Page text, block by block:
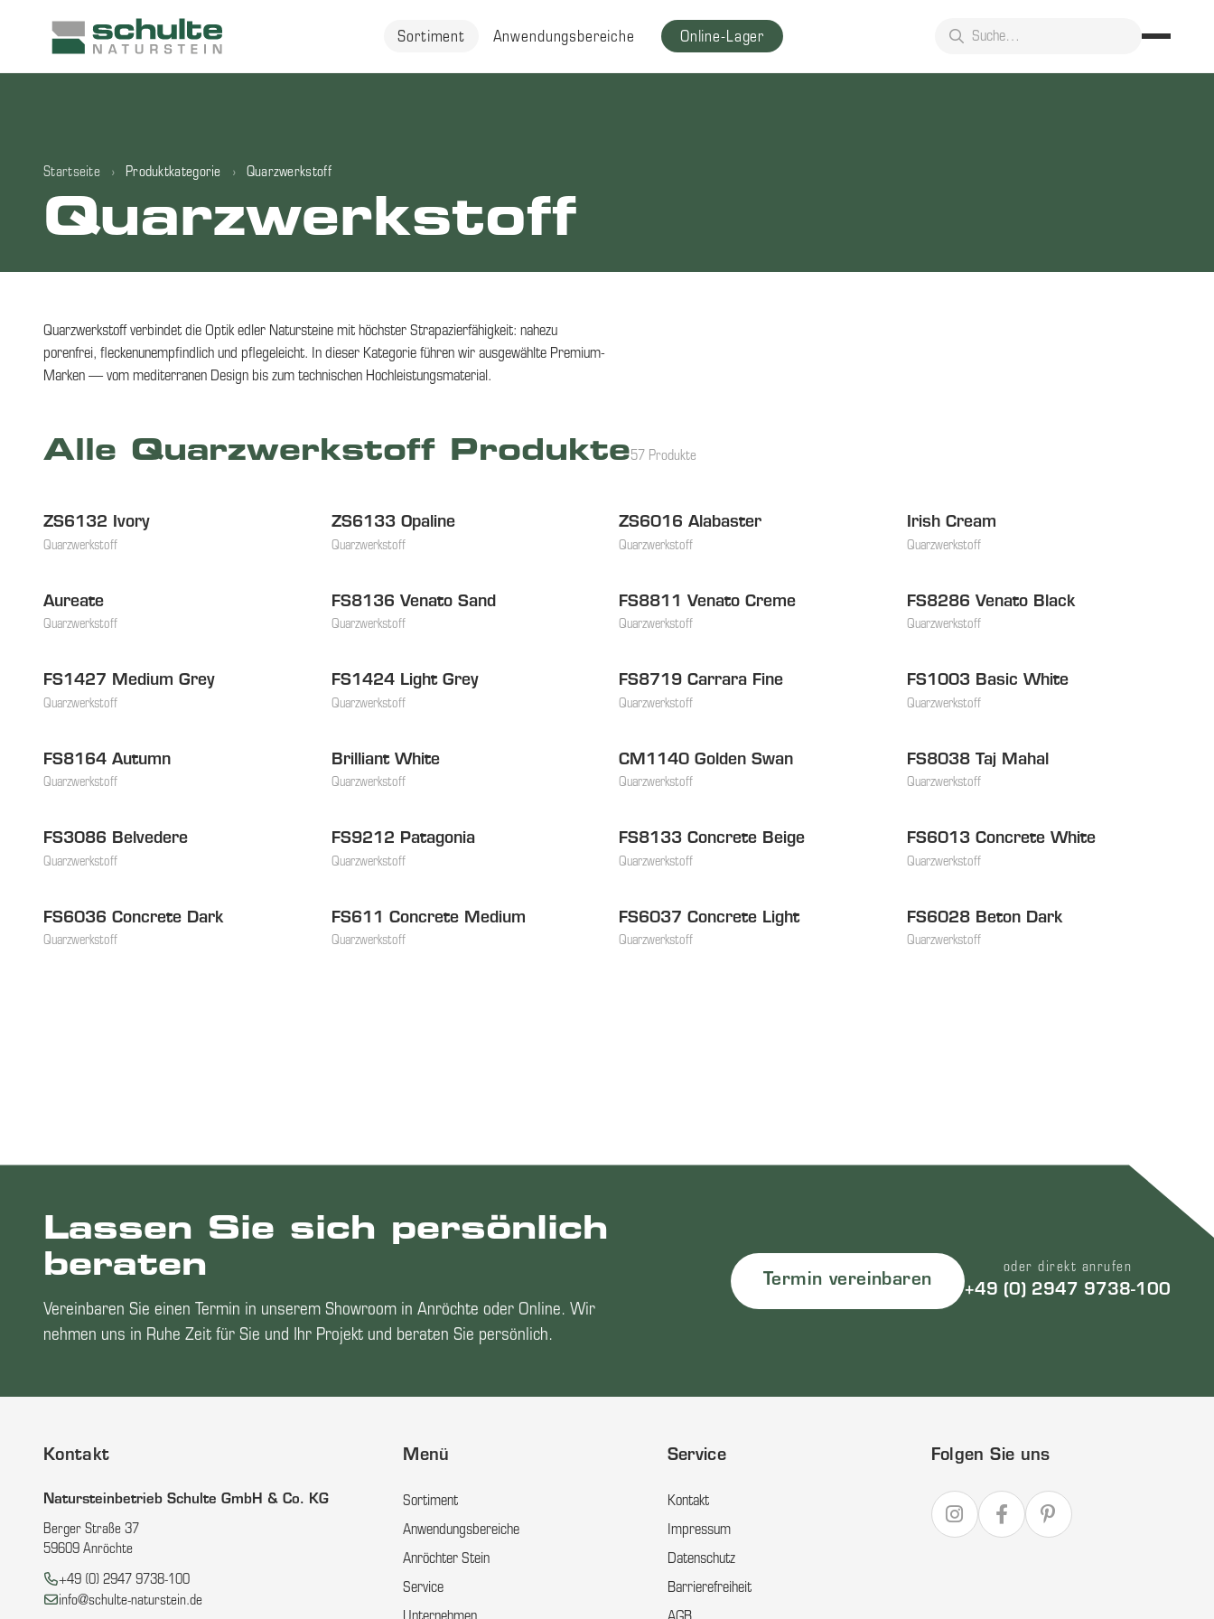
Sortiment Anwendungsbereiche Online-Lager
Startseite › Produktkategorie › Quarzwerkstoff
Quarzwerkstoff
Quarzwerkstoff verbindet die Optik edler Natursteine mit höchster Strapazierfähigkeit: nahezu
porenfrei, fleckenunempfindlich und pflegeleicht. In dieser Kategorie führen wir ausgewählte Premium-
Marken — vom mediterranen Design bis zum technischen Hochleistungsmaterial.
Alle Quarzwerkstoff Produkte57 Produkte
NEU
ZS6132 Ivory
Quarzwerkstoff
NEU
ZS6133 Opaline
Quarzwerkstoff
NEU
ZS6016 Alabaster
Quarzwerkstoff
Irish Cream
Quarzwerkstoff
Aureate
Quarzwerkstoff
FS8136 Venato Sand
Quarzwerkstoff
FS8811 Venato Creme
Quarzwerkstoff
FS8286 Venato Black
Quarzwerkstoff
FS1427 Medium Grey
Quarzwerkstoff
FS1424 Light Grey
Quarzwerkstoff
FS8719 Carrara Fine
Quarzwerkstoff
FS1003 Basic White
Quarzwerkstoff
FS8164 Autumn
Quarzwerkstoff
Brilliant White
Quarzwerkstoff
CM1140 Golden Swan
Quarzwerkstoff
FS8038 Taj Mahal
Quarzwerkstoff
Im Auslauf
FS3086 Belvedere
Quarzwerkstoff
FS9212 Patagonia
Quarzwerkstoff
FS8133 Concrete Beige
Quarzwerkstoff
FS6013 Concrete White
Quarzwerkstoff
FS6036 Concrete Dark
Quarzwerkstoff
Im Auslauf
FS611 Concrete Medium
Quarzwerkstoff
FS6037 Concrete Light
Quarzwerkstoff
FS6028 Beton Dark
Quarzwerkstoff
Lassen Sie sich persönlich
beraten
Vereinbaren Sie einen Termin in unserem Showroom in Anröchte oder Online. Wir
nehmen uns in Ruhe Zeit für Sie und Ihr Projekt und beraten Sie persönlich.
Termin vereinbaren
oder direkt anrufen
+49 (0) 2947 9738-100
Kontakt
Natursteinbetrieb Schulte GmbH & Co. KG
Berger Straße 37
59609 Anröchte
Telefon:
+49 (0) 2947 9738-100
E-Mail:
info@schulte-naturstein.de
Menü
Sortiment
Anwendungsbereiche
Anröchter Stein
Service
Service
Kontakt
Impressum
Datenschutz
Barrierefreiheit
Folgen Sie uns